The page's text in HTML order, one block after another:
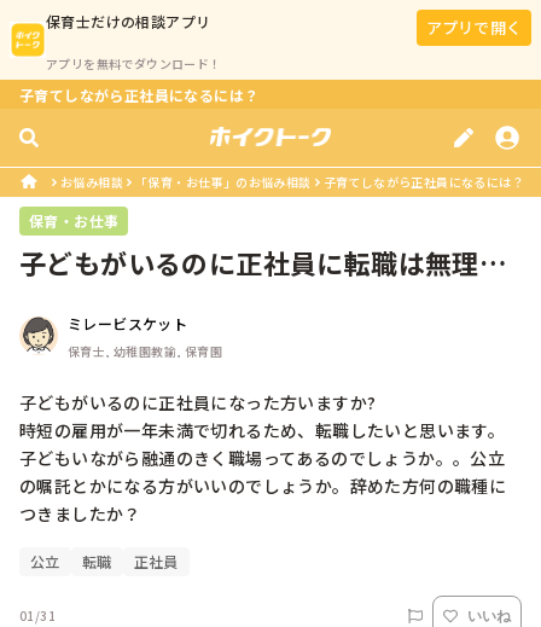
保育士だけの相談アプリ
アプリを無料でダウンロード！
アプリで開く
子育てしながら正社員になるには？
お悩み相談 「保育・お仕事」のお悩み相談 子育てしながら正社員になるには？
保育・お仕事
子どもがいるのに正社員に転職は無理な
ミレービスケット
保育士, 幼稚園教諭, 保育園
子どもがいるのに正社員になった方いますか?
時短の雇用が一年未満で切れるため、転職したいと思います。
子どもいながら融通のきく職場ってあるのでしょうか。。公立
の嘱託とかになる方がいいのでしょうか。辞めた方何の職種に
つきましたか？
公立 転職 正社員
01/31 いいね